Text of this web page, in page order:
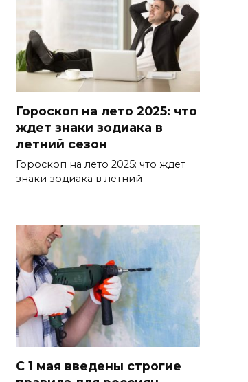
Гороскоп на лето 2025: что
ждет знаки зодиака в
летний сезон
Гороскоп на лето 2025: что ждет
знаки зодиака в летний
С 1 мая введены строгие